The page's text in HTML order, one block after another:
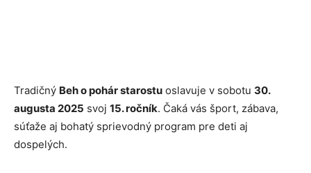
Tradičný Beh o pohár starostu oslavuje v sobotu 30.
augusta 2025 svoj 15. ročník. Čaká vás šport, zábava,
súťaže aj bohatý sprievodný program pre deti aj
dospelých.